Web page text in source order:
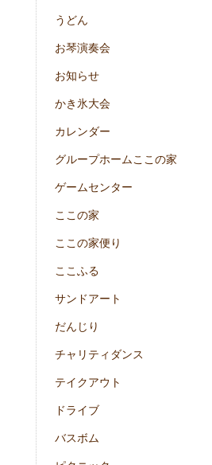
うどん
お琴演奏会
お知らせ
かき氷大会
カレンダー
グループホームここの家
ゲームセンター
ここの家
ここの家便り
ここふる
サンドアート
だんじり
チャリティダンス
テイクアウト
ドライブ
バスボム